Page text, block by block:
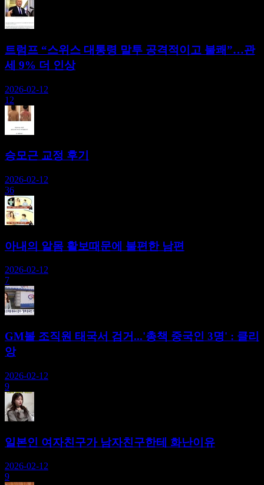
트럼프 “스위스 대통령 말투 공격적이고 불쾌”…관
세 9% 더 인상
2026-02-12
12
승모근 교정 후기
2026-02-12
36
아내의 알몸 활보때문에 불편한 남편
2026-02-12
7
GM볼 조직원 태국서 검거...'총책 중국인 3명' : 클리
앙
2026-02-12
9
일본인 여자친구가 남자친구한테 화난이유
2026-02-12
9